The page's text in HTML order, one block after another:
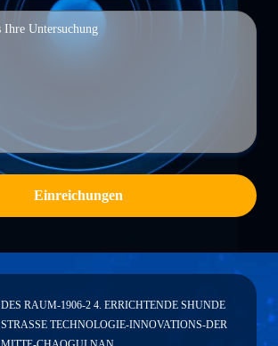
Einreichungen
DES RAUM-1906-2 4. ERRICHTENDE SHUNDE
STRASSE TECHNOLOGIE-INNOVATIONS-DER